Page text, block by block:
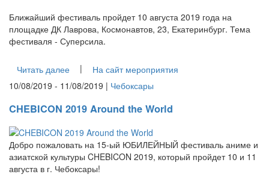
Ближайший фестиваль пройдет 10 августа 2019 года на
площадке ДК Лаврова, Космонавтов, 23, Екатеринбург. Тема
фестиваля - Суперсила.
Читать далее |
На сайт мероприятия
10/08/2019 - 11/08/2019 | Чебоксары
CHEBICON 2019 Around the World
Добро пожаловать на 15-ый ЮБИЛЕЙНЫЙ фестиваль аниме и
азиатской культуры CHEBICON 2019, который пройдет 10 и 11
августа в г. Чебоксары!